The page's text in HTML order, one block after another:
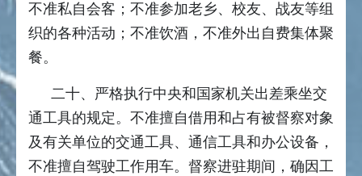
不准私自会客；不准参加老乡、校友、战友等组
织的各种活动；不准饮酒，不准外出自费集体聚
餐。
二十、严格执行中央和国家机关出差乘坐交
通工具的规定。不准擅自借用和占有被督察对象
及有关单位的交通工具、通信工具和办公设备，
不准擅自驾驶工作用车。督察进驻期间，确因工